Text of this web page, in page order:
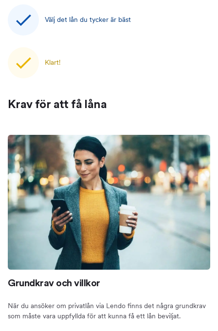
Välj det lån du tycker är bäst
Klart!
Krav för att få låna
Grundkrav och villkor
När du ansöker om privatlån via Lendo finns det några grundkrav
som måste vara uppfyllda för att kunna få ett lån beviljat.